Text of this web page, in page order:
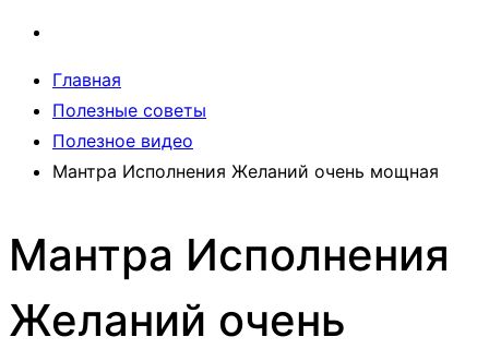
Главная
Полезные советы
Полезное видео
Мантра Исполнения Желаний очень мощная
Мантра Исполнения
Желаний очень